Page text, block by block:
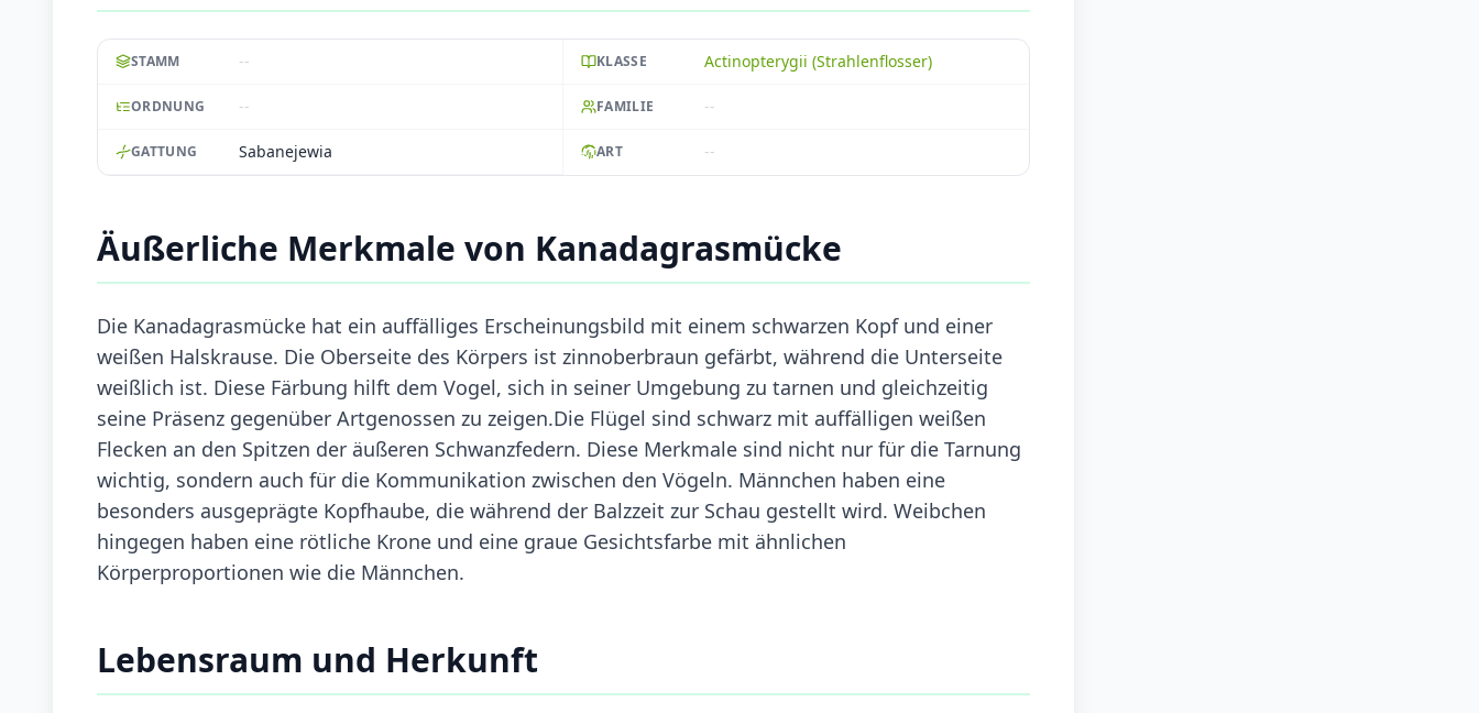
STAMM -- KLASSE Actinopterygii (Strahlenflosser)
ORDNUNG -- FAMILIE --
GATTUNG Sabanejewia ART --
Äußerliche Merkmale von Kanadagrasmücke
Die Kanadagrasmücke hat ein auffälliges Erscheinungsbild mit einem schwarzen Kopf und einer
weißen Halskrause. Die Oberseite des Körpers ist zinnoberbraun gefärbt, während die Unterseite
weißlich ist. Diese Färbung hilft dem Vogel, sich in seiner Umgebung zu tarnen und gleichzeitig
seine Präsenz gegenüber Artgenossen zu zeigen.Die Flügel sind schwarz mit auffälligen weißen
Flecken an den Spitzen der äußeren Schwanzfedern. Diese Merkmale sind nicht nur für die Tarnung
wichtig, sondern auch für die Kommunikation zwischen den Vögeln. Männchen haben eine
besonders ausgeprägte Kopfhaube, die während der Balzzeit zur Schau gestellt wird. Weibchen
hingegen haben eine rötliche Krone und eine graue Gesichtsfarbe mit ähnlichen
Körperproportionen wie die Männchen.
Lebensraum und Herkunft